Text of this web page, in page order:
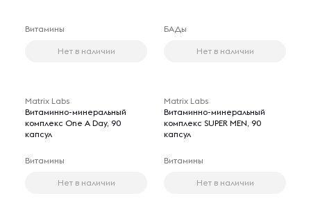
Витамины
Нет в наличии
БАДы
Нет в наличии
Matrix Labs
Витаминно-минеральный
комплекс One A Day, 90
капсул
Витамины
Нет в наличии
Matrix Labs
Витаминно-минеральный
комплекс SUPER MEN, 90
капсул
Витамины
Нет в наличии